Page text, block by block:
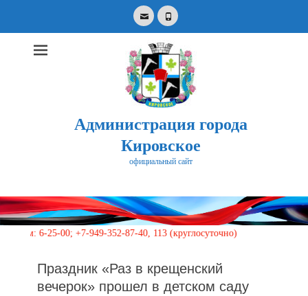
EmailPhone
Администрация города
Кировское
официальный сайт
for:
25-00; +7-949-352-87-40, 113 (круглосуточно)
Праздник «Раз в крещенский
вечерок» прошел в детском саду